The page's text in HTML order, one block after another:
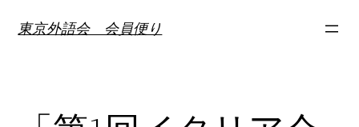
東京外語会 会員便り